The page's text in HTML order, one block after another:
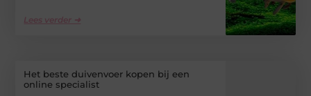
Lees verder ➜
Het beste duivenvoer kopen bij een
online specialist